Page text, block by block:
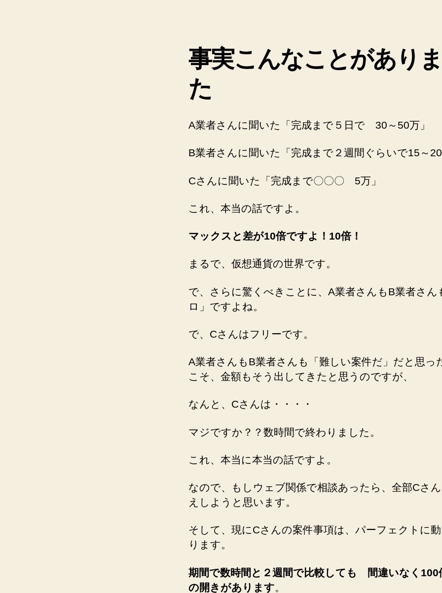
事実こんなことがあり
た
A業者さんに聞いた「完成まで５日で 30～50万」
B業者さんに聞いた「完成まで２週間ぐらいで15～20
Cさんに聞いた「完成まで〇〇〇 5万」
これ、本当の話ですよ。
マックスと差が10倍ですよ！10倍！
まるで、仮想通貨の世界です。
で、さらに驚くべきことに、A業者さんもB業者さん
ロ」ですよね。
で、Cさんはフリーです。
A業者さんもB業者さんも「難しい案件だ」だと思っ
こそ、金額もそう出してきたと思うのですが、
なんと、Cさんは・・・・
マジですか？？数時間で終わりました。
これ、本当に本当の話ですよ。
なので、もしウェブ関係で相談あったら、全部Cさ
えしようと思います。
そして、現にCさんの案件事項は、パーフェクトに
ります。
期間で数時間と２週間で比較しても 間違いなく100
の開きがあります。